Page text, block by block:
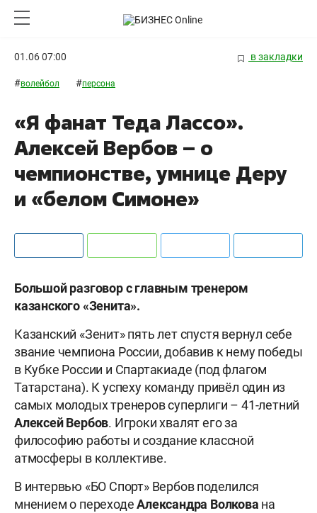
01.06 07:00 в закладки
#волейбол #персона
«Я фанат Теда Лассо».
Алексей Вербов – о
чемпионстве, умнице Деру
и «белом Симоне»
Большой разговор с главным тренером
казанского «Зенита».
Казанский «Зенит» пять лет спустя вернул себе
звание чемпиона России, добавив к нему победы
в Кубке России и Спартакиаде (под флагом
Татарстана). К успеху команду привёл один из
самых молодых тренеров суперлиги – 41-летний
Алексей Вербов. Игроки хвалят его за
философию работы и создание классной
атмосферы в коллективе.
В интервью «БО Спорт» Вербов поделился
мнением о переходеАлександра Волкова на